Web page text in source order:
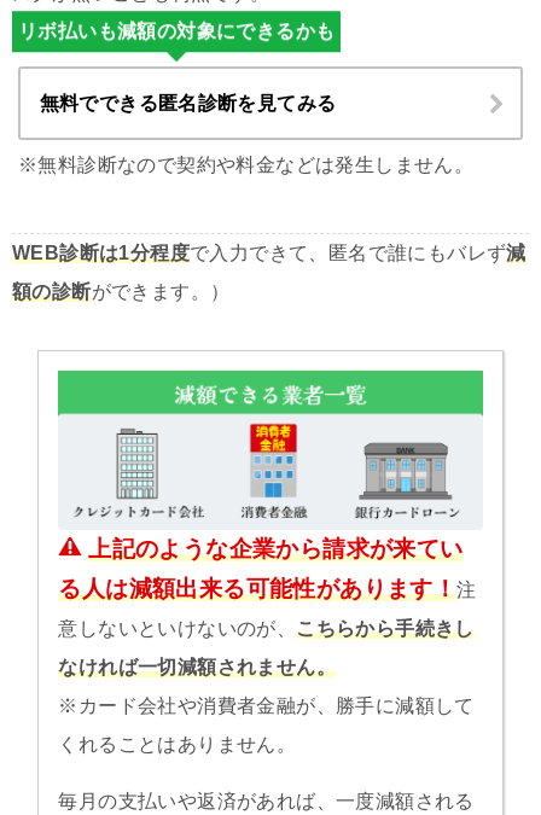
リボ払いも減額の対象にできるかも
無料でできる匿名診断を見てみる
※無料診断なので契約や料金などは発生しません。
WEB診断は1分程度で入力できて、匿名で誰にもバレず減
額の診断ができます。）
上記のような企業から請求が来てい
る人は減額出来る可能性があります！注
意しないといけないのが、こちらから手続きし
なければ一切減額されません。
※カード会社や消費者金融が、勝手に減額して
くれることはありません。
毎月の支払いや返済があれば、一度減額される